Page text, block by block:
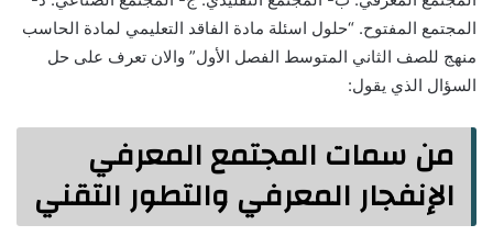
المجتمع المفتوح. “حلول اسئلة مادة الفاقد التعليمي لمادة الحاسب
منهج للصف الثاني المتوسط الفصل الأول” والان تعرف على حل
السؤال الذي يقول:
من سمات المجتمع المعرفي
الإنفجار المعرفي والتطور التقني